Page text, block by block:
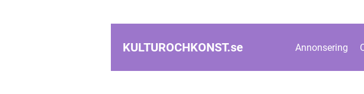
KULTUROCHKONST.se Annonsering